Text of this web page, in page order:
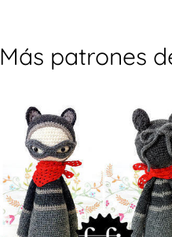
Más patrones